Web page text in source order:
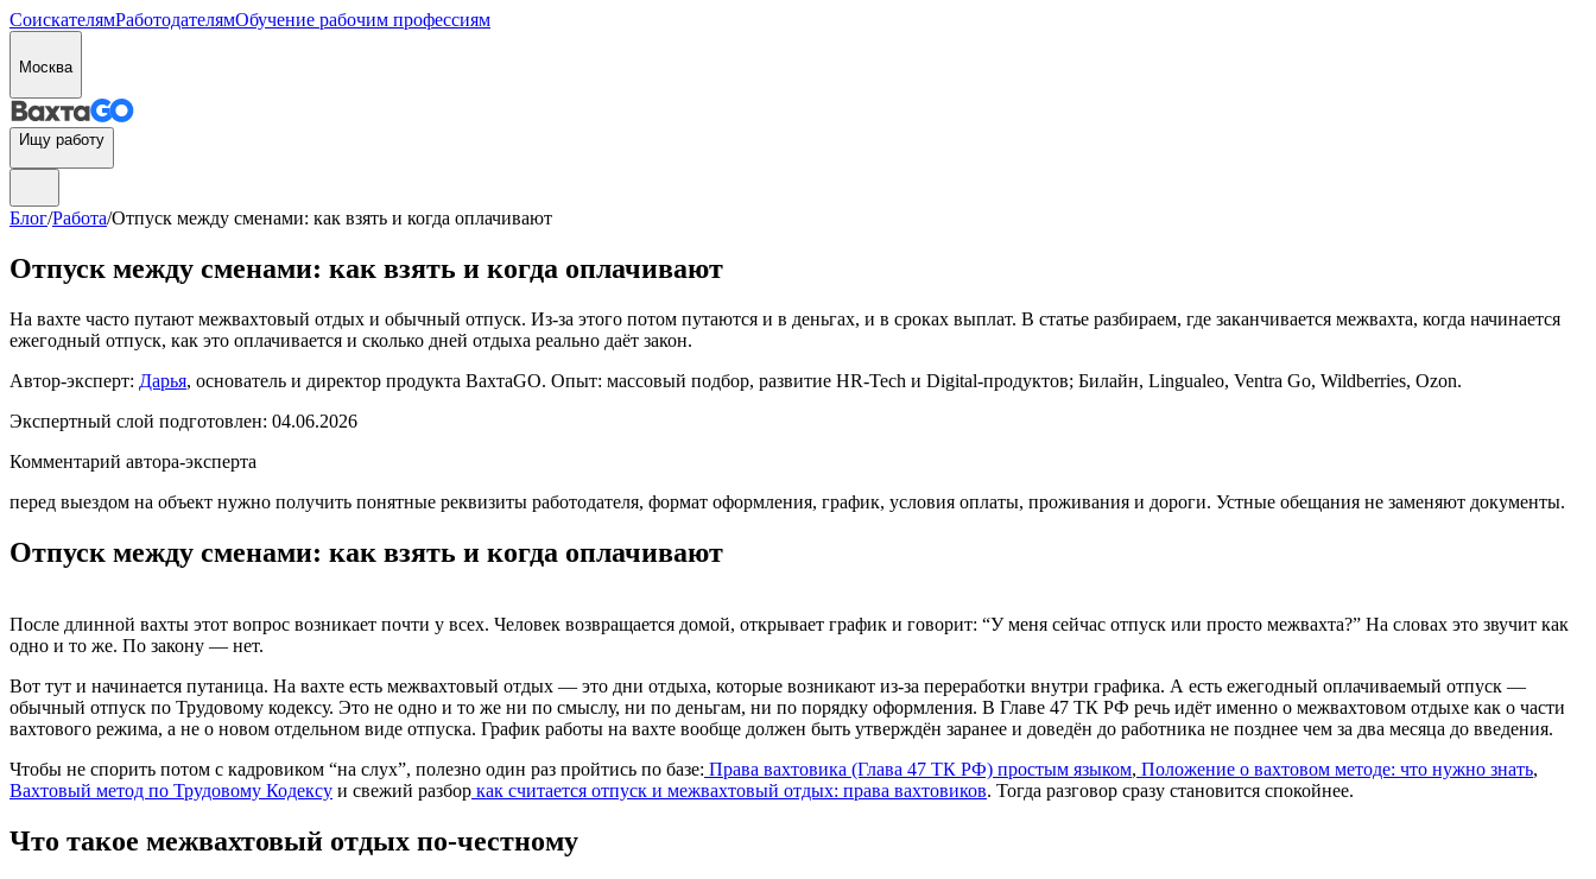
СоискателямРаботодателямОбучение рабочим профессиям
Москва
Ищу работу
Блог/Работа/Отпуск между сменами: как взять и когда оплачивают
Отпуск между сменами: как взять и когда оплачивают
На вахте часто путают межвахтовый отдых и обычный отпуск. Из-за этого потом путаются и в деньгах, и в сроках выплат. В статье разбираем, где заканчивается межвахта, когда начинается
ежегодный отпуск, как это оплачивается и сколько дней отдыха реально даёт закон.
Автор-эксперт: Дарья, основатель и директор продукта ВахтаGO. Опыт: массовый подбор, развитие HR-Tech и Digital-продуктов; Билайн, Lingualeo, Ventra Go, Wildberries, Ozon.
Экспертный слой подготовлен: 04.06.2026
Комментарий автора-эксперта
перед выездом на объект нужно получить понятные реквизиты работодателя, формат оформления, график, условия оплаты, проживания и дороги. Устные обещания не заменяют документы.
Отпуск между сменами: как взять и когда оплачивают
После длинной вахты этот вопрос возникает почти у всех. Человек возвращается домой, открывает график и говорит: “У меня сейчас отпуск или просто межвахта?” На словах это звучит как
одно и то же. По закону — нет.
Вот тут и начинается путаница. На вахте есть межвахтовый отдых — это дни отдыха, которые возникают из-за переработки внутри графика. А есть ежегодный оплачиваемый отпуск —
обычный отпуск по Трудовому кодексу. Это не одно и то же ни по смыслу, ни по деньгам, ни по порядку оформления. В Главе 47 ТК РФ речь идёт именно о межвахтовом отдыхе как о части
вахтового режима, а не о новом отдельном виде отпуска. График работы на вахте вообще должен быть утверждён заранее и доведён до работника не позднее чем за два месяца до введения.
Чтобы не спорить потом с кадровиком “на слух”, полезно один раз пройтись по базе: Права вахтовика (Глава 47 ТК РФ) простым языком, Положение о вахтовом методе: что нужно знать,
Вахтовый метод по Трудовому Кодексу и свежий разбор как считается отпуск и межвахтовый отдых: права вахтовиков. Тогда разговор сразу становится спокойнее.
Что такое межвахтовый отдых по-честному